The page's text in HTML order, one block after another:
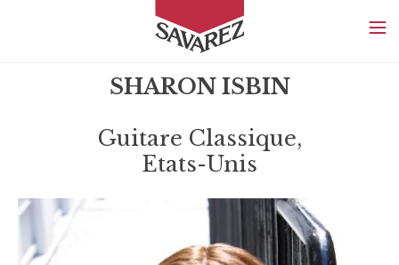
SAVAREZ
SHARON ISBIN
Guitare Classique,
Etats-Unis